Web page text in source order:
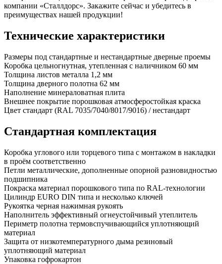
компании «Сталлдорс». Закажите сейчас и убедитесь в
преимуществах нашей продукции!
Технические характеристики
Размеры под стандартные и нестандартные дверные проемы
Коробка цельногнутная, утепленная с наличником 60 мм
Толщина листов металла 1,2 мм
Толщина дверного полотна 62 мм
Наполнение минераловатная плита
Внешнее покрытие порошковая атмосферостойкая краска
Цвет стандарт (RAL 7035/7040/8017/9016) / нестандарт
Стандартная комплектация
Коробка углового или торцевого типа с монтажом в накладки
в проём соответственно
Петли металлические, дополненные опорной разновидностью
подшипника
Покраска материал порошкового типа по RAL-технологии
Цилиндр EURO DIN типа и несколько ключей
Рукоятка черная нажимная рукоять
Наполнитель эффективный огнеустойчивый утеплитель
Периметр полотна термовспучивающийся уплотняющий
материал
Защита от низкотемпературного дыма резиновый
уплотняющий материал
Упаковка гофрокартон